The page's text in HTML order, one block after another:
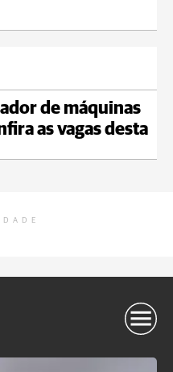
de máquinas
as vagas desta